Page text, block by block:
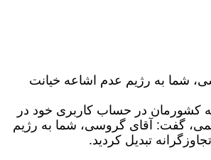
شما به رژیم عدم اشاعه خیانت
کشورمان در حساب کاربری خود در
گفت: آقای گروسی، شما به رژیم
تبدیل کردید.